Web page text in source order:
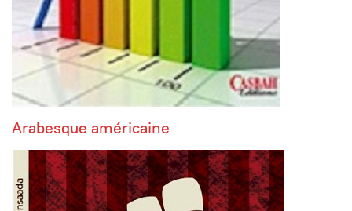
Arabesque américaine